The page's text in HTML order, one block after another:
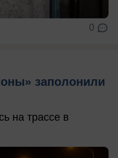
0
заполонили
на трассе в